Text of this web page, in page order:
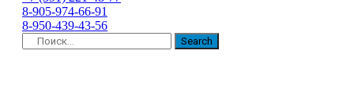
8-905-974-66-91
8-950-439-43-56
Search